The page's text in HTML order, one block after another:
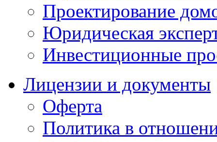
Проектирование
Юридическая
Инвестиционные
Лицензии и документы
Оферта
Политика в